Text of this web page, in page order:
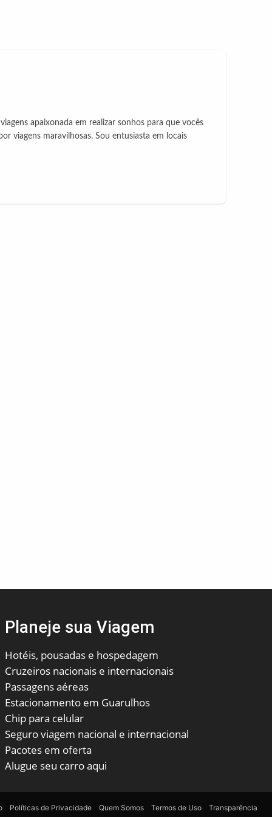
apaixonada em realizar sonhos para que vocês
viagens maravilhosas. Sou entusiasta em locais
Planeje sua Viagem
Hotéis, pousadas e hospedagem
Cruzeiros nacionais e internacionais
Passagens aéreas
Estacionamento em Guarulhos
Chip para celular
Seguro viagem nacional e internacional
Pacotes em oferta
Alugue seu carro aqui
Políticas de Privacidade Quem Somos Termos de Uso Transparência